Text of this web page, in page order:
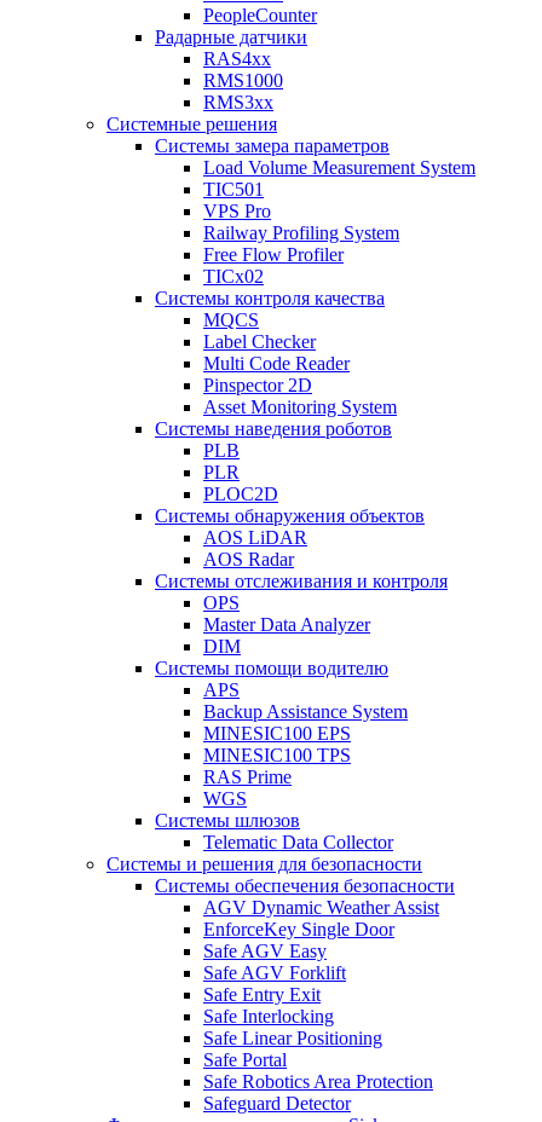
PeopleCounter
Радарные датчики
RAS4xx
RMS1000
RMS3xx
Системные решения
Системы замера параметров
Load Volume Measurement System
TIC501
VPS Pro
Railway Profiling System
Free Flow Profiler
TICx02
Системы контроля качества
MQCS
Label Checker
Multi Code Reader
Pinspector 2D
Asset Monitoring System
Системы наведения роботов
PLB
PLR
PLOC2D
Системы обнаружения объектов
AOS LiDAR
AOS Radar
Системы отслеживания и контроля
OPS
Master Data Analyzer
DIM
Системы помощи водителю
APS
Backup Assistance System
MINESIC100 EPS
MINESIC100 TPS
RAS Prime
WGS
Системы шлюзов
Telematic Data Collector
Системы и решения для безопасности
Системы обеспечения безопасности
AGV Dynamic Weather Assist
EnforceKey Single Door
Safe AGV Easy
Safe AGV Forklift
Safe Entry Exit
Safe Interlocking
Safe Linear Positioning
Safe Portal
Safe Robotics Area Protection
Safeguard Detector